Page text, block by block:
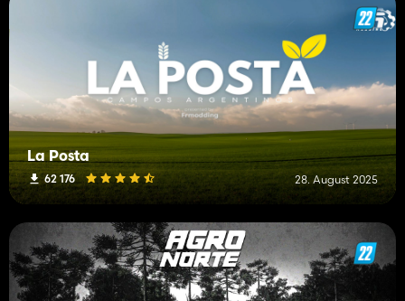
La Posta
62 176 28. August 2025